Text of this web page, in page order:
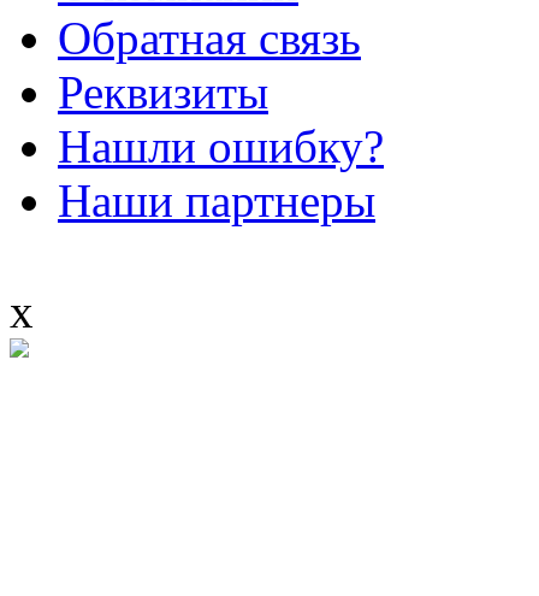
Обратная связь
Реквизиты
Нашли ошибку?
Наши партнеры
x